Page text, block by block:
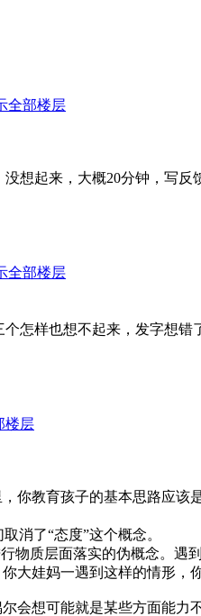
全部楼层
想起来，大概20分钟，写反
全部楼层
怎样也想不起来，发字想错
楼层
你教育孩子的基本思路应
消了“态度”这个概念。
物质层面落实的伪概念。遇
大娃妈一遇到这样的情形
会想可能就是某些方面能